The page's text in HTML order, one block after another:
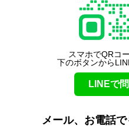
スマホでQRコ
下のボタンから
LINEで
メール、お電話で